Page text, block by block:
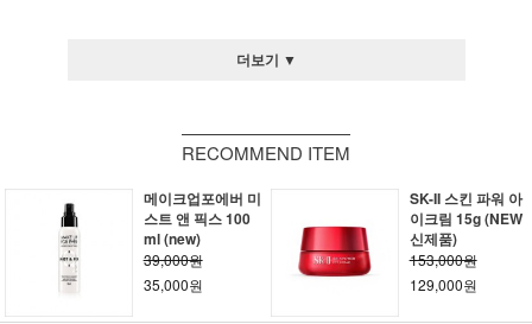
더보기 ▼
RECOMMEND ITEM
메이크업포에버 미
스트 앤 픽스 100
ml (new)
39,000원
35,000원
SK-II 스킨 파워 아
이크림 15g (NEW
신제품)
153,000원
129,000원